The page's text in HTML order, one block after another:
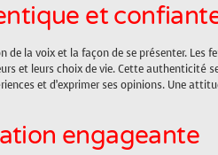
et
de la voix et la façon de se présenter. Les
et leurs choix de vie. Cette authenticité
et d’exprimer ses opinions. Une
engageante